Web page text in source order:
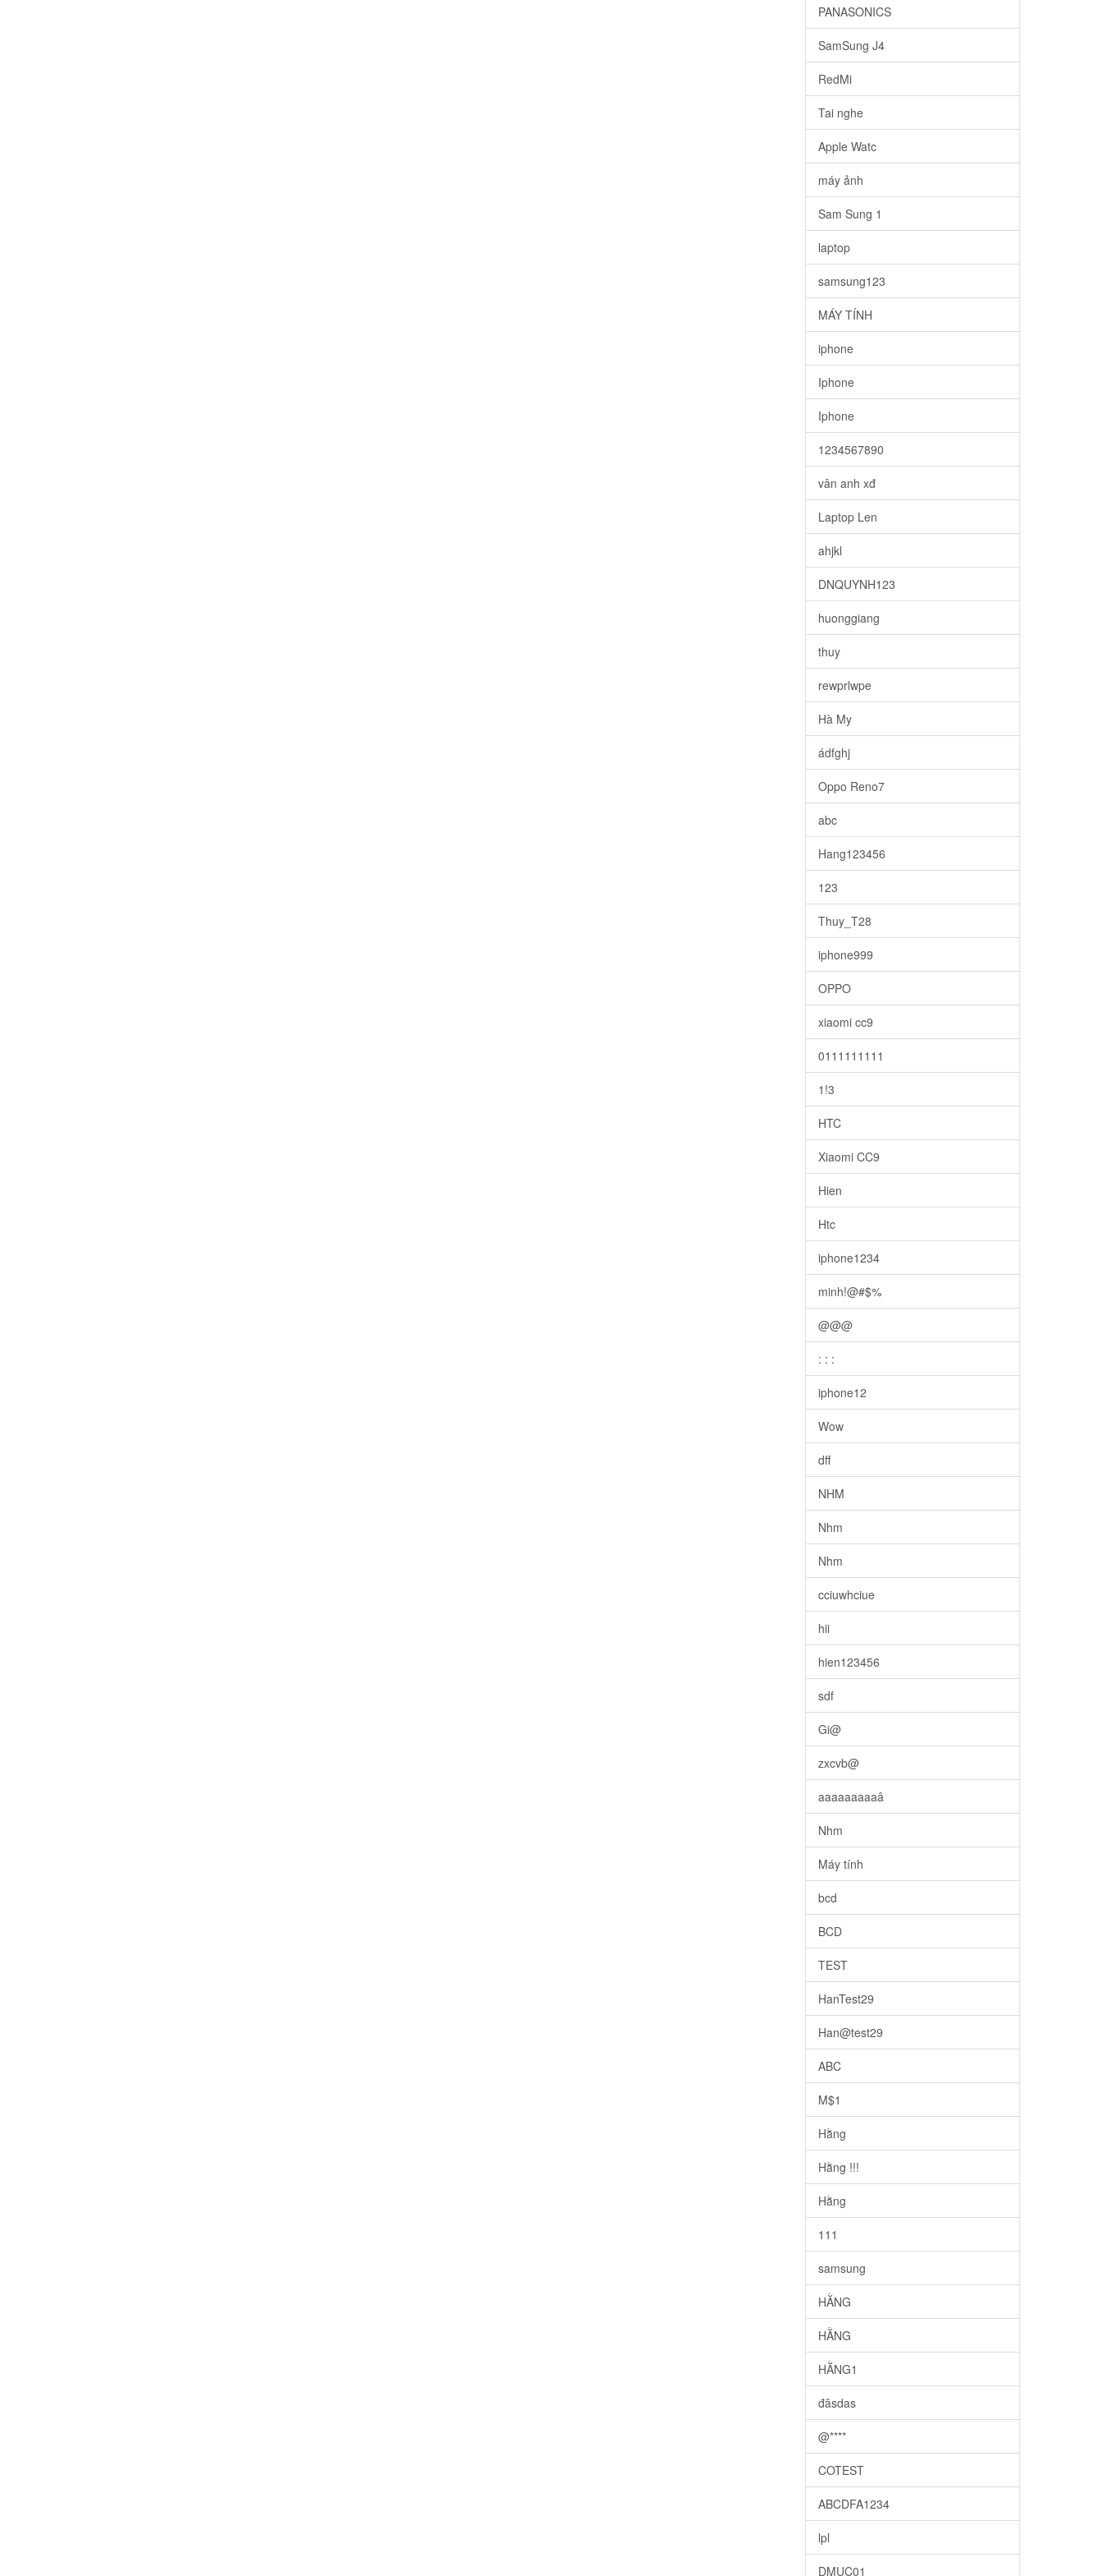
PANASONICS
SamSung J4
RedMi
Tai nghe
Apple Watc
máy ảnh
Sam Sung 1
laptop
samsung123
MÁY TÍNH
iphone
Iphone
Iphone
1234567890
vân anh xđ
Laptop Len
ahjkl
DNQUYNH123
huonggiang
thuy
rewprlwpe
Hà My
ádfghj
Oppo Reno7
abc
Hang123456
123
Thuy_T28
iphone999
OPPO
xiaomi cc9
0111111111
1!3
HTC
Xiaomi CC9
Hien
Htc
iphone1234
minh!@#$%
@@@
: : :
iphone12
Wow
dff
NHM
Nhm
Nhm
cciuwhciue
hii
hien123456
sdf
Gi@
zxcvb@
aaaaaaaaaâ
Nhm
Máy tính
bcd
BCD
TEST
HanTest29
Han@test29
ABC
M$1
Hằng
Hằng !!!
Hằng
111
samsung
HẰNG
HẰNG
HẰNG1
đâsdas
@****
COTEST
ABCDFA1234
lpl
DMUC01